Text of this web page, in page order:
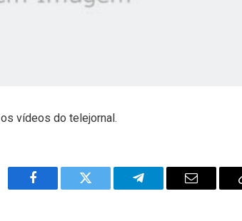
vídeos do telejornal.
Facebook Twitter Telegram Email